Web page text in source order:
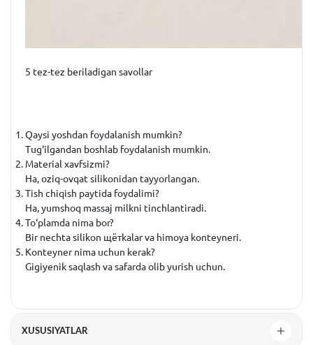
5 tez-tez beriladigan savollar
Qaysi yoshdan foydalanish mumkin?
Tug‘ilgandan boshlab foydalanish mumkin.
Material xavfsizmi?
Ha, oziq-ovqat silikonidan tayyorlangan.
Tish chiqish paytida foydalimi?
Ha, yumshoq massaj milkni tinchlantiradi.
To‘plamda nima bor?
Bir nechta silikon щётkalar va himoya konteyneri.
Konteyner nima uchun kerak?
Gigiyenik saqlash va safarda olib yurish uchun.
XUSUSIYATLAR